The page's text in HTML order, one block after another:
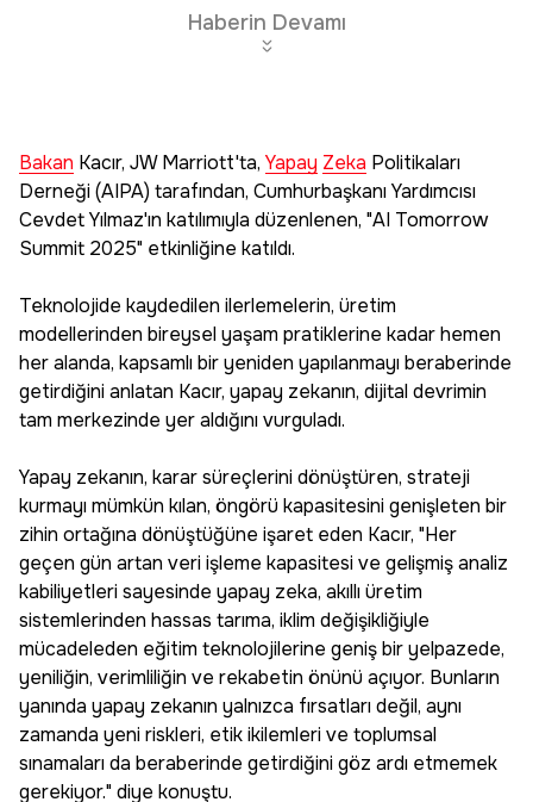
Haberin Devamı
Bakan Kacır, JW Marriott'ta, Yapay Zeka Politikaları
Derneği (AIPA) tarafından, Cumhurbaşkanı Yardımcısı
Cevdet Yılmaz'ın katılımıyla düzenlenen, "AI Tomorrow
Summit 2025" etkinliğine katıldı.
Teknolojide kaydedilen ilerlemelerin, üretim
modellerinden bireysel yaşam pratiklerine kadar hemen
her alanda, kapsamlı bir yeniden yapılanmayı beraberinde
getirdiğini anlatan Kacır, yapay zekanın, dijital devrimin
tam merkezinde yer aldığını vurguladı.
Yapay zekanın, karar süreçlerini dönüştüren, strateji
kurmayı mümkün kılan, öngörü kapasitesini genişleten bir
zihin ortağına dönüştüğüne işaret eden Kacır, "Her
geçen gün artan veri işleme kapasitesi ve gelişmiş analiz
kabiliyetleri sayesinde yapay zeka, akıllı üretim
sistemlerinden hassas tarıma, iklim değişikliğiyle
mücadeleden eğitim teknolojilerine geniş bir yelpazede,
yeniliğin, verimliliğin ve rekabetin önünü açıyor. Bunların
yanında yapay zekanın yalnızca fırsatları değil, aynı
zamanda yeni riskleri, etik ikilemleri ve toplumsal
sınamaları da beraberinde getirdiğini göz ardı etmemek
gerekiyor." diye konuştu.